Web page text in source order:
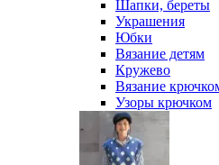
Шапки, береты
Украшения
Юбки
Вязание детям
Кружево
Вязание
Узоры крючком